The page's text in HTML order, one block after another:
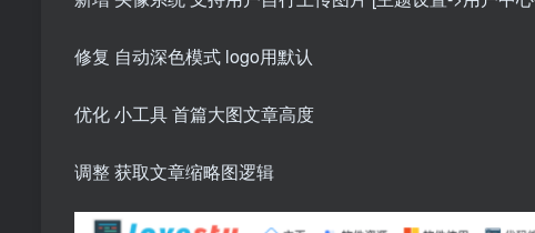
修复 自动深色模式 logo用默认
优化 小工具 首篇大图文章高度
调整 获取文章缩略图逻辑